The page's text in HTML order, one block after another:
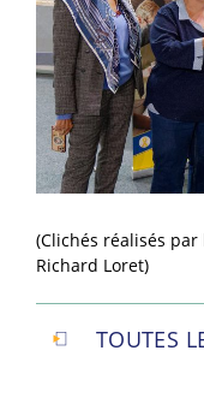
(Clichés réalisés par
Richard Loret)
TOUTES